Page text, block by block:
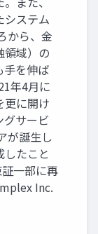
システム
から、金
領域）の
手を伸ば
年4月に
更に開け
グサービ
が誕生し
したこと
一部に再
Inc.